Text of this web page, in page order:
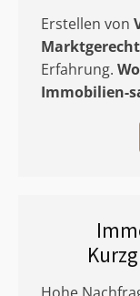
Erstellen von
Erfahrung.
Immobilien-